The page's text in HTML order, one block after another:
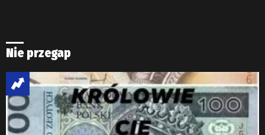
Nie przegap